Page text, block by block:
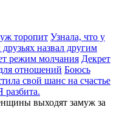
торопит Узнала, что у
назвал другим
режим молчания Декрет
отношений Боюсь
свой шанс на счастье
разбита.
выходят замуж за